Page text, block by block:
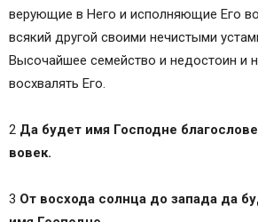
верующие в Него и исполняющие Его
всякий другой своими нечистыми
Высочайшее семейство и недостоин и
восхвалять Его.
2 Да будет имя Господне
вовек.
3 От восхода солнца до запада да